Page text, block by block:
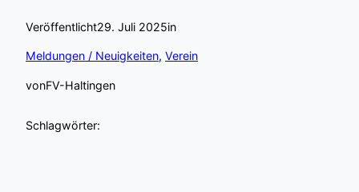
Veröffentlicht29. Juli 2025in
Meldungen / Neuigkeiten, Verein
vonFV-Haltingen
Schlagwörter: